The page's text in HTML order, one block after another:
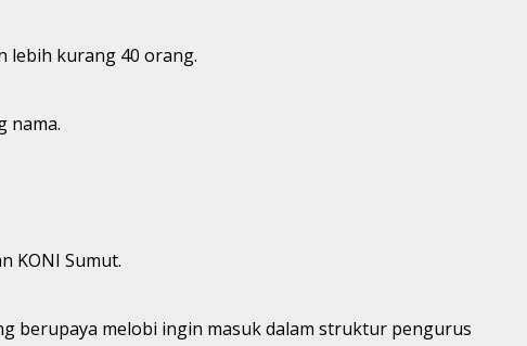
lebih kurang 40 orang.
nama.
KONI Sumut.
berupaya melobi ingin masuk dalam struktur pengurus